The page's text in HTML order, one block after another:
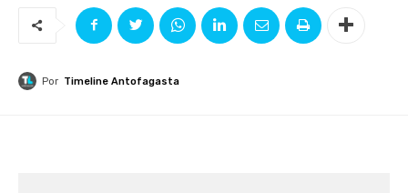
Por Timeline Antofagasta